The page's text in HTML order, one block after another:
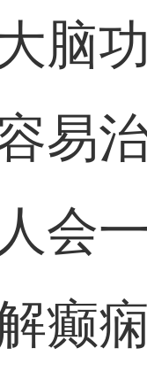
脑
易
会
癫